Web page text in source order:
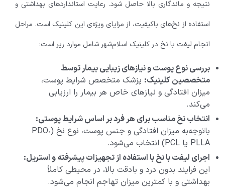
نتیجه و ماندگاری بالا حاصل شود. رعایت استانداردهای بهداشتی و
استفاده از نخ‌های باکیفیت، از مزایای ویژه‌ی این کلینیک است. مراحل
انجام لیفت با نخ در کلینیک اسلام‌شهر شامل موارد زیر است:
بررسی نوع پوست و نیازهای زیبایی بیمار توسط
متخصصین کلینیک: پزشک متخصص شرایط پوست،
میزان افتادگی و نیازهای خاص هر بیمار را ارزیابی
می‌کند.
انتخاب نخ مناسب برای هر فرد بر اساس شرایط پوستی:
باتوجه‌به میزان افتادگی و جنس پوست، نوع نخ (PDO،
PLLA یا PCL) انتخاب می‌شود.
اجرای لیفت با نخ با استفاده از تجهیزات پیشرفته و استریل:
این فرایند بدون درد و بادقت بالا، در محیطی کاملاً
بهداشتی و با کمترین میزان تهاجم انجام می‌شود.